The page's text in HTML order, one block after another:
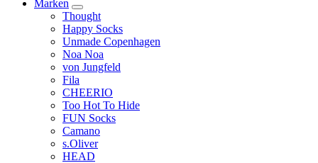
Marken
Thought
Happy Socks
Unmade Copenhagen
Noa Noa
von Jungfeld
Fila
CHEERIO
Too Hot To Hide
FUN Socks
Camano
s.Oliver
HEAD